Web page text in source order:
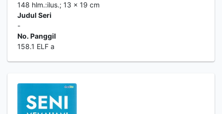
148 hlm.:ilus.; 13 x 19 cm
Judul Seri
-
No. Panggil
158.1 ELF a